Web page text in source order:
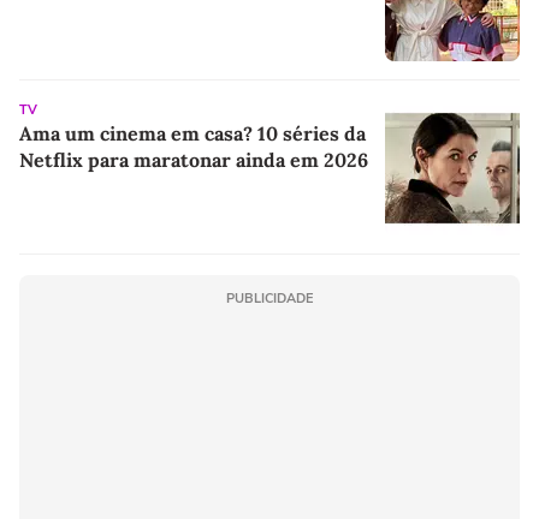
TV
Ama um cinema em casa? 10 séries da
Netflix para maratonar ainda em 2026
PUBLICIDADE